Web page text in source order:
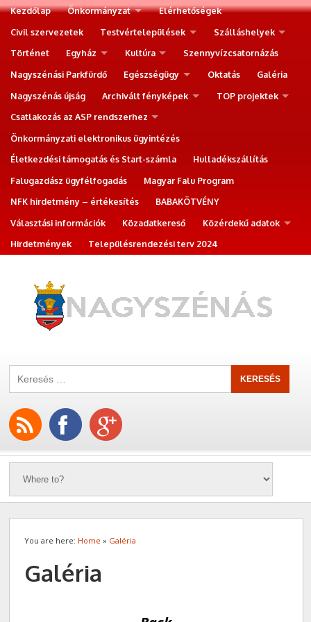
Kezdőlap Önkormányzat
Elérhetőségek
Civil szervezetek
Testvértelepülések
Szálláshelyek
Történet
Egyház Kultúra
Szennyvízcsatornázás
Nagyszénási Parkfürdő
Egészségügy Oktatás
Galéria
Nagyszénás újság
Archivált fényképek
TOP projektek
Csatlakozás az ASP rendszerhez
Önkormányzati elektronikus ügyintézés
Életkezdési támogatás és Start-számla
Hulladékszállítás
Falugazdász ügyfélfogadás
Magyar Falu Program
NFK hirdetmény – értékesítés
BABAKÖTVÉNY
Választási információk
Közadatkereső
Közérdekű adatok
Hirdetmények
Településrendezési terv 2024
You are here: Home » Galéria
Galéria